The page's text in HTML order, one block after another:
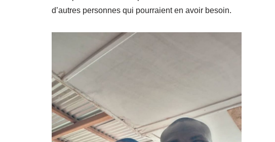
d’autres personnes qui pourraient en avoir besoin.